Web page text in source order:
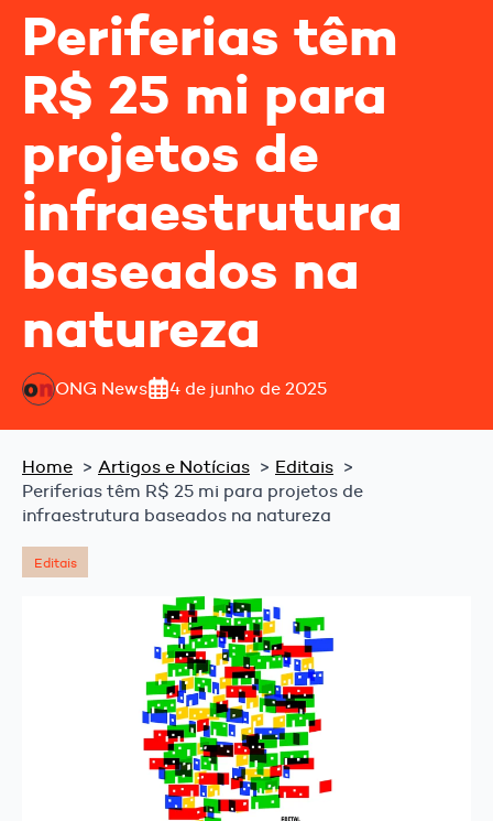
Periferias têm
R$ 25 mi para
projetos de
infraestrutura
baseados na
natureza
ONG News 4 de junho de 2025
Home Artigos e Notícias
Editais
Periferias têm R$ 25 mi para projetos de
infraestrutura baseados na natureza
Editais